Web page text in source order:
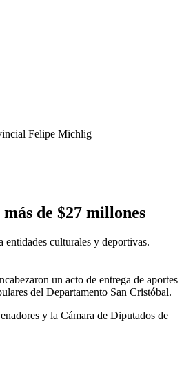
Felipe Michlig
de $27 millones
entidades culturales y deportivas.
un acto de entrega de aportes
del Departamento San Cristóbal.
y la Cámara de Diputados de